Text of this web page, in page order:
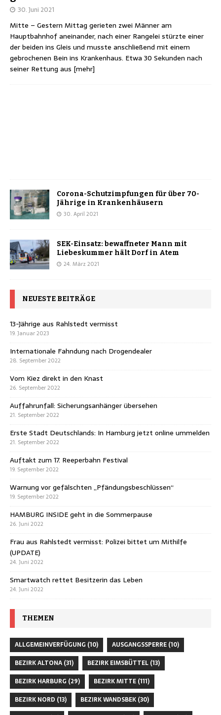
30. Juni 2021
Mitte – Gestern Mittag gerieten zwei Männer am
Hauptbahnhof aneinander, nach einer Rangelei stürzte einer
der beiden ins Gleis und musste anschließend mit einem
gebrochenen Bein ins Krankenhaus. Etwa 30 Sekunden nach
seiner Rettung aus [mehr]
Corona-Schutzimpfungen für über 70-
Jährige in Krankenhäusern
30. April 2021
SEK-Einsatz: bewaffneter Mann mit
Liebeskummer hält Dorf in Atem
24. März 2021
NEUESTE BEITRÄGE
13-Jährige aus Rahlstedt vermisst
19. Januar 2023
Internationale Fahndung nach Drogendealer
28. September 2022
Vom Kiez direkt in den Knast
26. September 2022
Auffahrunfall: Sicherungsanhänger übersehen
21. September 2022
Erste Stadt Deutschlands: In Hamburg jetzt online ummelden
21. September 2022
Auftakt zum 17. Reeperbahn Festival
19. September 2022
Warnung vor gefälschten „Pfändungsbeschlüssen“
19. September 2022
HAMBURG INSIDE geht in die Sommerpause
26. Juni 2022
Frau aus Rahlstedt vermisst: Polizei bittet um Mithilfe
(UPDATE)
24. Juni 2022
Smartwatch rettet Besitzerin das Leben
24. Juni 2022
THEMEN
ALLGEMEINVERFÜGUNG (10) AUSGANGSSPERRE (10)
BEZIRK ALTONA (31) BEZIRK EIMSBÜTTEL (13)
BEZIRK HARBURG (29) BEZIRK MITTE (111)
BEZIRK NORD (13) BEZIRK WANDSBEK (30)